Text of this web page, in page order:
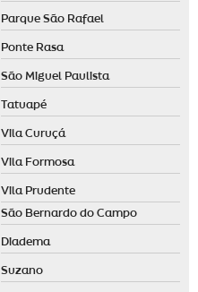
Parque São Rafael
Ponte Rasa
São Miguel Paulista
Tatuapé
Vila Curuçá
Vila Formosa
Vila Prudente
São Bernardo do Campo
Diadema
Suzano